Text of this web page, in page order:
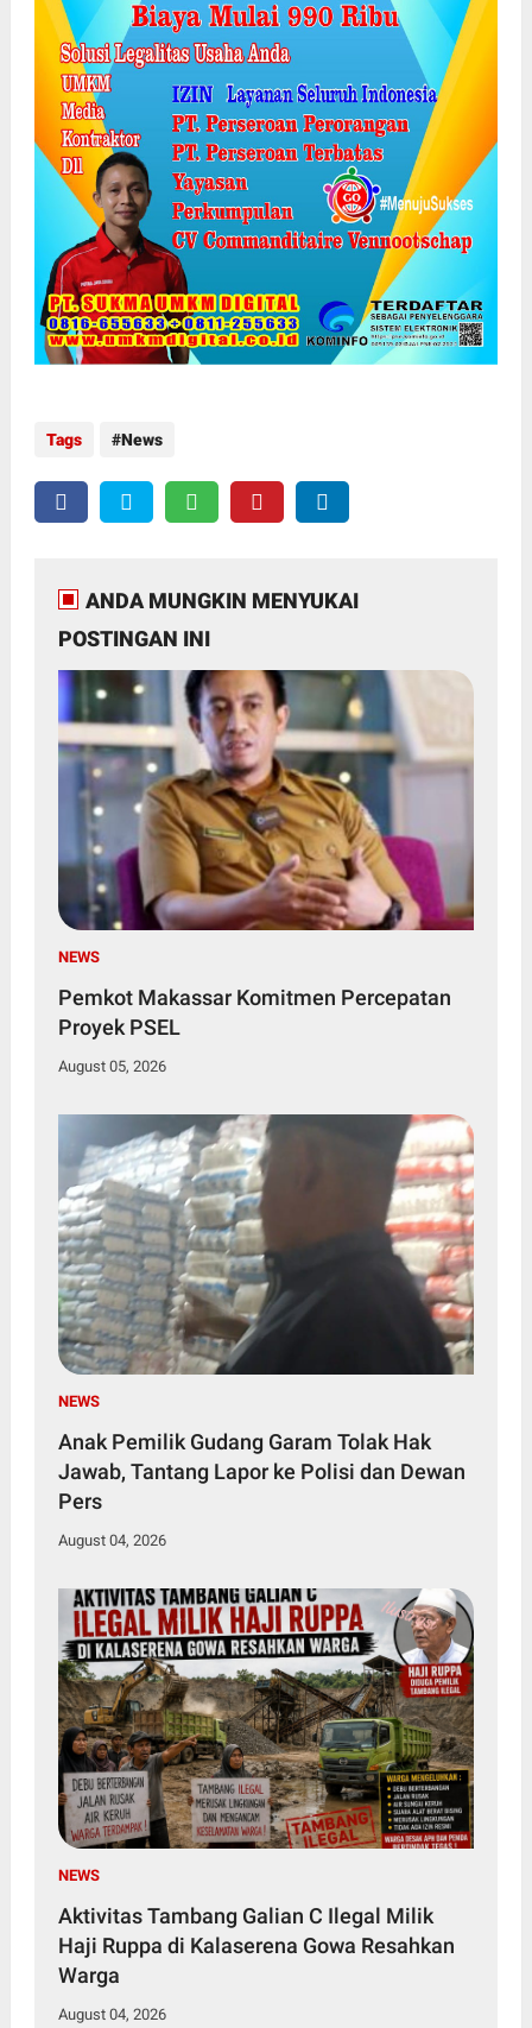
Tags News
ANDA MUNGKIN MENYUKAI
POSTINGAN INI
NEWS
Pemkot Makassar Komitmen Percepatan
Proyek PSEL
August 05, 2026
NEWS
Anak Pemilik Gudang Garam Tolak Hak
Jawab, Tantang Lapor ke Polisi dan Dewan
Pers
August 04, 2026
NEWS
Aktivitas Tambang Galian C Ilegal Milik
Haji Ruppa di Kalaserena Gowa Resahkan
Warga
August 04, 2026